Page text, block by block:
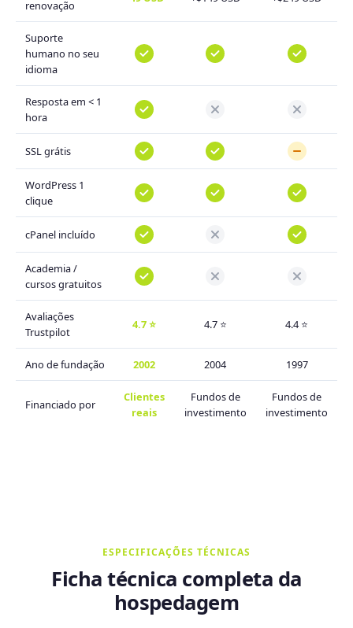
renovação
Suporte
humano no seu
idioma
Resposta em < 1
hora
SSL grátis
WordPress 1
clique
cPanel incluído
Academia /
cursos gratuitos
Avaliações
Trustpilot
4.7 ⭐ 4.7 ⭐ 4.4 ⭐
Ano de fundação 2002 2004 1997
Financiado por
Clientes
reais
Fundos de
investimento
Fundos de
investimento
ESPECIFICAÇÕES TÉCNICAS
Ficha técnica completa da
hospedagem